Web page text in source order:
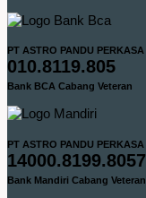
PT ASTRO PANDU PERKASA
010.8119.805
Bank BCA Cabang Veteran
PT ASTRO PANDU PERKASA
14000.8199.8057
Bank Mandiri Cabang Veteran